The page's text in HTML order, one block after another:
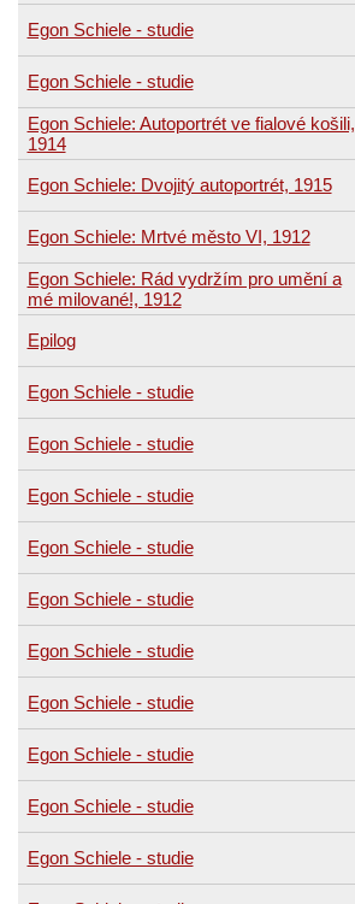
Egon Schiele - studie
Egon Schiele - studie
Egon Schiele: Autoportrét ve fialové košili,
1914
Egon Schiele: Dvojitý autoportrét, 1915
Egon Schiele: Mrtvé město VI, 1912
Egon Schiele: Rád vydržím pro umění a
mé milované!, 1912
Epilog
Egon Schiele - studie
Egon Schiele - studie
Egon Schiele - studie
Egon Schiele - studie
Egon Schiele - studie
Egon Schiele - studie
Egon Schiele - studie
Egon Schiele - studie
Egon Schiele - studie
Egon Schiele - studie